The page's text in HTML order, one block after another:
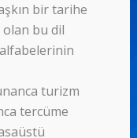
bir tarihe
bu dil
turizm
tercüme